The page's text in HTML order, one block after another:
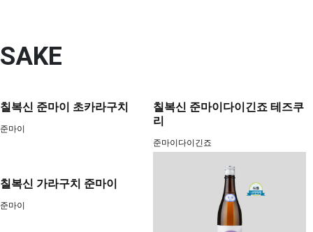
SAKE
칠복신 준마이 초카라구치
준마이
칠복신 준마이다이긴죠 테즈쿠
리
준마이다이긴죠
칠복신 가라구치 준마이
준마이